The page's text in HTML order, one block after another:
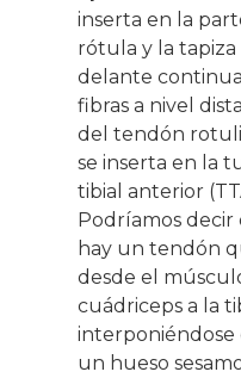
inserta en la
rótula y la
delante
fibras a nivel
del tendón
se inserta en la
tibial anterior
Podríamos decir
hay un tendón
desde el
cuádriceps a la
interponiéndose
un hueso